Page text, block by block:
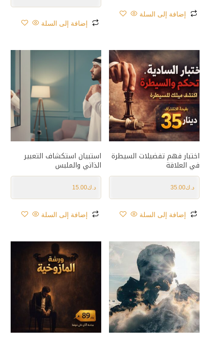
إضافة إلى السلة
إضافة إلى السلة
اختبار فهم تفضيلات السيطرة
في العلاقة
د.ك35.00
إضافة إلى السلة
استبيان استكشاف التعبير
الذاتي والملبس
د.ك15.00
إضافة إلى السلة